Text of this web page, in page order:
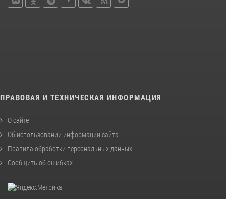
ПРАВОВАЯ И ТЕХНИЧЕСКАЯ ИНФОРМАЦИЯ
О сайте
Об использовании информации сайта
Правила обработки персональных данных
Сообщить об ошибках